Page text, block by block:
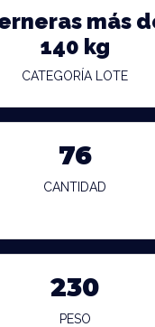
más
140 kg
CATEGORÍA LOTE
76
CANTIDAD
230
PESO